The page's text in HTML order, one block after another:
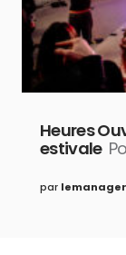
Heures
estivale
par lemanager